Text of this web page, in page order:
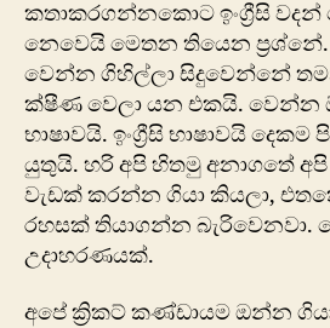
කතාක‍රගන්නකොට ඉංග්‍රීසි වදන්
නෙවෙයි මෙතන තියෙන ප්‍රශ්නේ.
වෙන්න ගිහිල්ලා සිදුවෙන්නේ
ක්ෂීණ වෙලා යන එකයි. වෙන්න
භාෂාවයි. ඉංග්‍රීසි භාෂාවයි
යුතුයි. හරි අපි හිතමු අනාගතේ අපි
වැඩක් කරන්න ගියා කියලා,
රහසක් තියාගන්න බැරිවෙනවා.
උදාහරණයක්.
අපේ ක්‍රිකට් කණ්ඩායම ඔන්න